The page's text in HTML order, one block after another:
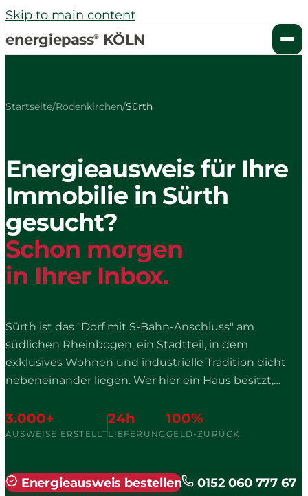
Skip to main content
energiepass® KÖLN
Startseite/Rodenkirchen/Sürth
Energieausweis für Ihre
Immobilie in Sürth
gesucht?
Schon morgen
in Ihrer Inbox.
Sürth ist das "Dorf mit S-Bahn-Anschluss" am
südlichen Rheinbogen, ein Stadtteil, in dem
exklusives Wohnen und industrielle Tradition dicht
nebeneinander liegen. Wer hier ein Haus besitzt,
Falderhof, eine der ältesten Hofanlagen der Region.
Erstmals 1059 als "Soretha", also sumpfiges Gelände,
veränderten.
3.000+
AUSWEISE ERSTELLT
24h
LIEFERUNG
100%
GELD-ZURÜCK
Energieausweis bestellen 0152 060 777 67